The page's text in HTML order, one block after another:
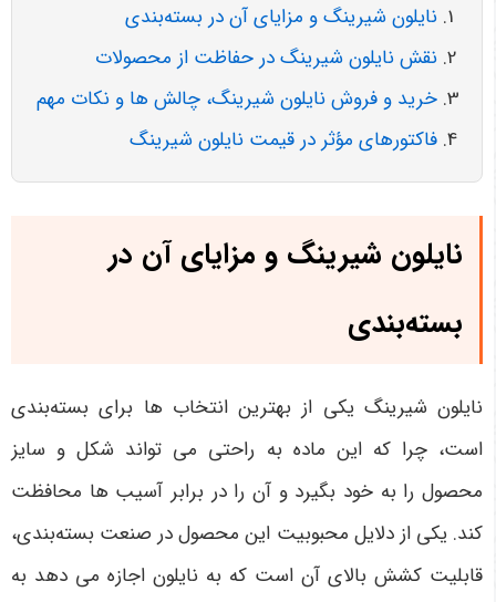
نایلون شیرینگ و مزایای آن در بسته‌بندی
نقش نایلون شیرینگ در حفاظت از محصولات
خرید و فروش نایلون شیرینگ، چالش ها و نکات مهم
فاکتورهای مؤثر در قیمت نایلون شیرینگ
نایلون شیرینگ و مزایای آن در
بسته‌بندی
نایلون شیرینگ یکی از بهترین انتخاب ها برای بسته‌بندی
است، چرا که این ماده به راحتی می تواند شکل و سایز
محصول را به خود بگیرد و آن را در برابر آسیب ها محافظت
کند. یکی از دلایل محبوبیت این محصول در صنعت بسته‌بندی،
قابلیت کشش بالای آن است که به نایلون اجازه می دهد به